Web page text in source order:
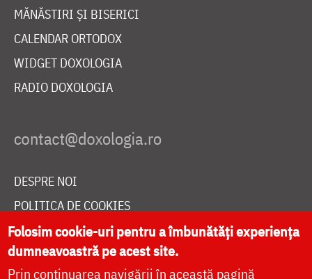
MĂNĂSTIRI ȘI BISERICI
CALENDAR ORTODOX
WIDGET DOXOLOGIA
RADIO DOXOLOGIA
DESPRE NOI
POLITICA DE COOKIES
DONEAZĂ ONLINE PENTRU CATEDRALA NAȚIONALĂ
Folosim cookie-uri pentru a îmbunătăți experiența
dumneavoastră pe acest site.
Prin continuarea navigării în această pagină